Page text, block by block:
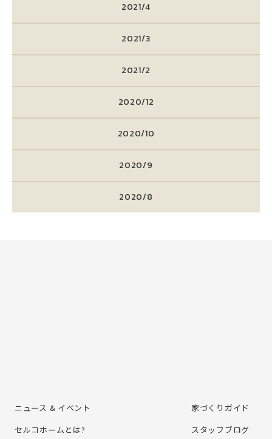
2021/4
2021/3
2021/2
2020/12
2020/10
2020/9
2020/8
ニュース & イベント
セルコホームとは?
家づくりガイド
スタッフブログ